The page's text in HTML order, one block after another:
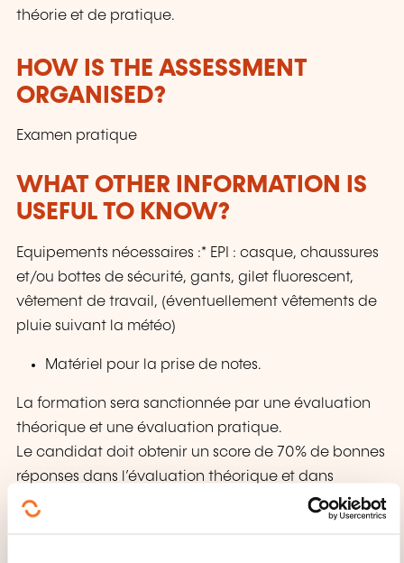
théorie et de pratique.
HOW IS THE ASSESSMENT
ORGANISED?
Examen pratique
WHAT OTHER INFORMATION IS
USEFUL TO KNOW?
Equipements nécessaires :* EPI : casque, chaussures
et/ou bottes de sécurité, gants, gilet fluorescent,
vêtement de travail, (éventuellement vêtements de
pluie suivant la météo)
Matériel pour la prise de notes.
La formation sera sanctionnée par une évaluation
théorique et une évaluation pratique.
Le candidat doit obtenir un score de 70% de bonnes
réponses dans l’évaluation théorique et dans
l’évaluation pratique.
Chaque candidat recevra une attestation de